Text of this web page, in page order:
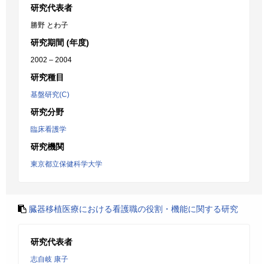
研究代表者
勝野 とわ子
研究期間 (年度)
2002 – 2004
研究種目
基盤研究(C)
研究分野
臨床看護学
研究機関
東京都立保健科学大学
臓器移植医療における看護職の役割・機能に関する研究
研究代表者
志自岐 康子